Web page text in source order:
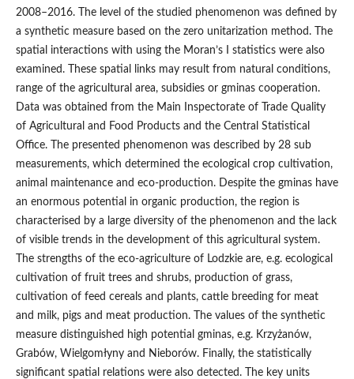
2008–2016. The level of the studied phenomenon was defined by
a synthetic measure based on the zero unitarization method. The
spatial interactions with using the Moran’s I statistics were also
examined. These spatial links may result from natural conditions,
range of the agricultural area, subsidies or gminas cooperation.
Data was obtained from the Main Inspectorate of Trade Quality
of Agricultural and Food Products and the Central Statistical
Office. The presented phenomenon was described by 28 sub
measurements, which determined the ecological crop cultivation,
animal maintenance and eco‑production. Despite the gminas have
an enormous potential in organic production, the region is
characterised by a large diversity of the phenomenon and the lack
of visible trends in the development of this agricultural system.
The strengths of the eco‑agriculture of Lodzkie are, e.g. ecological
cultivation of fruit trees and shrubs, production of grass,
cultivation of feed cereals and plants, cattle breeding for meat
and milk, pigs and meat production. The values of the synthetic
measure distinguished high potential gminas, e.g. Krzyżanów,
Grabów, Wielgomłyny and Nieborów. Finally, the statistically
significant spatial relations were also detected. The key units